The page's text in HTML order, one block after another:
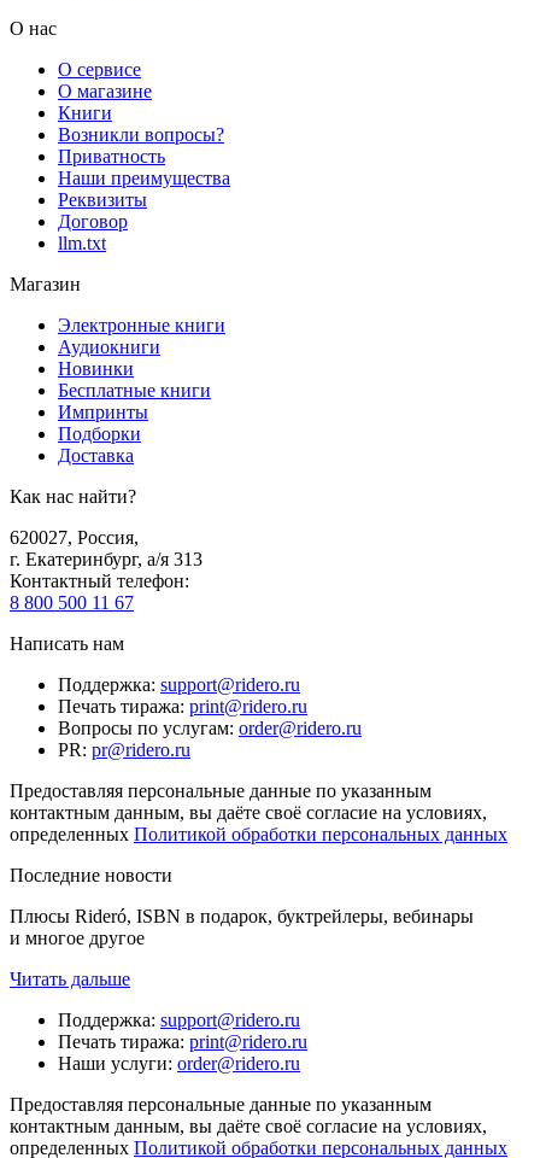
О нас
О сервисе
О магазине
Книги
Возникли вопросы?
Приватность
Наши преимущества
Реквизиты
Договор
llm.txt
Магазин
Электронные книги
Аудиокниги
Новинки
Бесплатные книги
Импринты
Подборки
Доставка
Как нас найти?
620027, Россия,
г. Екатеринбург, а/я 313
Контактный телефон:
8 800 500 11 67
Написать нам
Поддержка: support@ridero.ru
Печать тиража: print@ridero.ru
Вопросы по услугам: order@ridero.ru
PR: pr@ridero.ru
Предоставляя персональные данные по указанным
контактным данным, вы даёте своё согласие на условиях,
определенных Политикой обработки персональных данных
Последние новости
Плюсы Rideró, ISBN в подарок, буктрейлеры, вебинары
и многое другое
Читать дальше
Поддержка: support@ridero.ru
Печать тиража: print@ridero.ru
Наши услуги: order@ridero.ru
Предоставляя персональные данные по указанным
контактным данным, вы даёте своё согласие на условиях,
определенных Политикой обработки персональных данных